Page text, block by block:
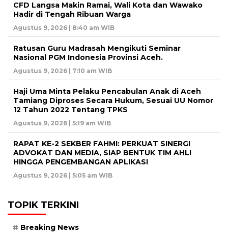
CFD Langsa Makin Ramai, Wali Kota dan Wawako
Hadir di Tengah Ribuan Warga
Agustus 9, 2026 | 8:40 am WIB
Ratusan Guru Madrasah Mengikuti Seminar
Nasional PGM Indonesia Provinsi Aceh.
Agustus 9, 2026 | 7:10 am WIB
Haji Uma Minta Pelaku Pencabulan Anak di Aceh
Tamiang Diproses Secara Hukum, Sesuai UU Nomor
12 Tahun 2022 Tentang TPKS
Agustus 9, 2026 | 5:19 am WIB
RAPAT KE-2 SEKBER FAHMI: PERKUAT SINERGI
ADVOKAT DAN MEDIA, SIAP BENTUK TIM AHLI
HINGGA PENGEMBANGAN APLIKASI
Agustus 9, 2026 | 5:05 am WIB
TOPIK TERKINI
Breaking News